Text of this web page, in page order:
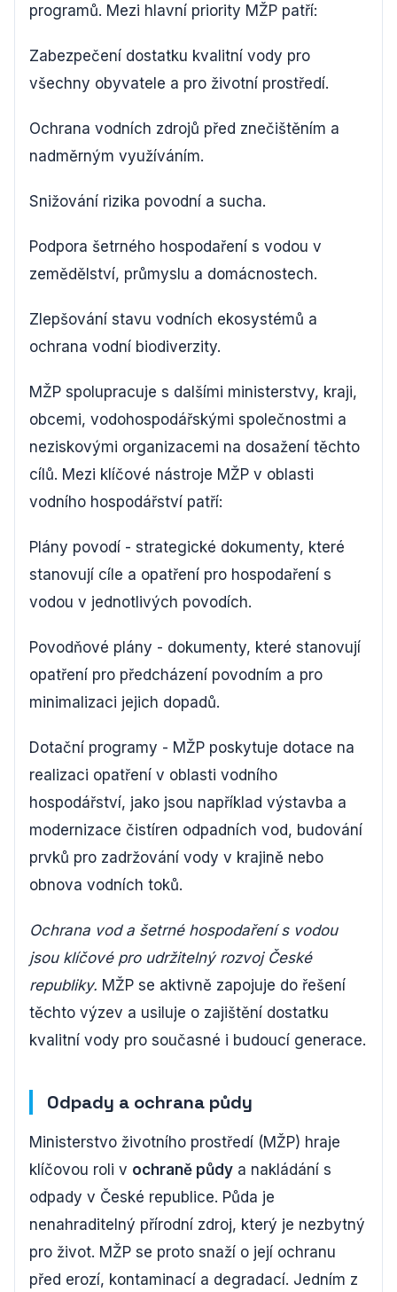
programů. Mezi hlavní priority MŽP patří:
Zabezpečení dostatku kvalitní vody pro
všechny obyvatele a pro životní prostředí.
Ochrana vodních zdrojů před znečištěním a
nadměrným využíváním.
Snižování rizika povodní a sucha.
Podpora šetrného hospodaření s vodou v
zemědělství, průmyslu a domácnostech.
Zlepšování stavu vodních ekosystémů a
ochrana vodní biodiverzity.
MŽP spolupracuje s dalšími ministerstvy, kraji,
obcemi, vodohospodářskými společnostmi a
neziskovými organizacemi na dosažení těchto
cílů. Mezi klíčové nástroje MŽP v oblasti
vodního hospodářství patří:
Plány povodí - strategické dokumenty, které
stanovují cíle a opatření pro hospodaření s
vodou v jednotlivých povodích.
Povodňové plány - dokumenty, které stanovují
opatření pro předcházení povodním a pro
minimalizaci jejich dopadů.
Dotační programy - MŽP poskytuje dotace na
realizaci opatření v oblasti vodního
hospodářství, jako jsou například výstavba a
modernizace čistíren odpadních vod, budování
prvků pro zadržování vody v krajině nebo
obnova vodních toků.
Ochrana vod a šetrné hospodaření s vodou
jsou klíčové pro udržitelný rozvoj České
republiky. MŽP se aktivně zapojuje do řešení
těchto výzev a usiluje o zajištění dostatku
kvalitní vody pro současné i budoucí generace.
Odpady a ochrana půdy
Ministerstvo životního prostředí (MŽP) hraje
klíčovou roli v ochraně půdy a nakládání s
odpady v České republice. Půda je
nenahraditelný přírodní zdroj, který je nezbytný
pro život. MŽP se proto snaží o její ochranu
před erozí, kontaminací a degradací. Jedním z